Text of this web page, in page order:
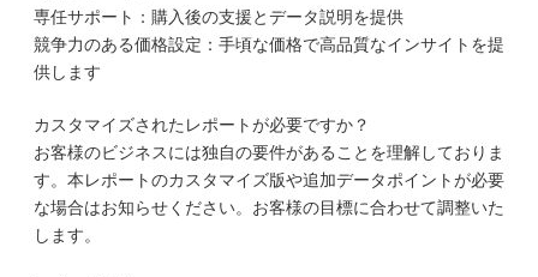
専任サポート：購入後の支援とデータ説明を提供
競争力のある価格設定：手頃な価格で高品質なインサイトを提
供します
カスタマイズされたレポートが必要ですか？
お客様のビジネスには独自の要件があることを理解しておりま
す。本レポートのカスタマイズ版や追加データポイントが必要
な場合はお知らせください。お客様の目標に合わせて調整いた
します。